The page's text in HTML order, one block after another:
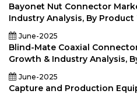
Bayonet Nut Connector
Industry Analysis, By Product
June-2025
Blind-Mate Coaxial
Growth & Industry Analysis,
June-2025
Capture and Production